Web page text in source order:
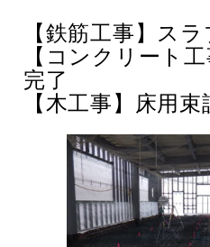
【鉄筋工事】ス
【コンクリート
完了
【木工事】床用